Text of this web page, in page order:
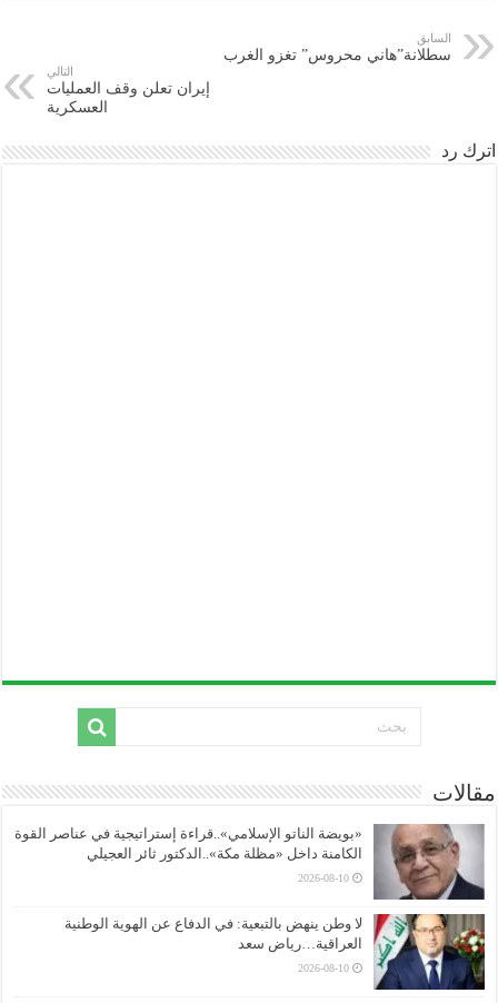
السابق
سطلانة”هاني محروس” تغزو الغرب
التالي
إيران تعلن وقف العمليات
العسكرية
اترك رد
مقالات
«بويضة الناتو الإسلامي»..قراءة إستراتيجية في عناصر القوة
الكامنة داخل «مظلة مكة»..الدكتور ثائر العجيلي
2026-08-10
لا وطن ينهض بالتبعية: في الدفاع عن الهوية الوطنية
العراقية…رياض سعد
2026-08-10